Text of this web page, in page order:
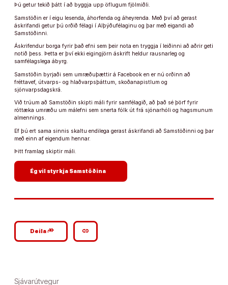
Þú getur tekið þátt í að byggja upp öflugum fjölmiðli.
Samstöðin er í eigu lesenda, áhorfenda og áheyrenda. Með því að gerast
áskrifandi getur þú orðið félagi í Alþýðufélaginu og þar með eigandi að
Samstöðinni.
Áskrifendur borga fyrir það efni sem þeir nota en tryggja í leiðinni að aðrir geti
notið þess. Þetta er því ekki eigingjörn áskrift heldur rausnarleg og
samfélagslega ábyrg.
Samstöðin byrjaði sem umræðuþættir á Facebook en er nú orðinn að
fréttavef, útvarps- og hlaðvarpsþáttum, skoðanapistlum og
sjónvarpsdagskrá.
Við trúum að Samstöðin skipti máli fyrir samfélagið, að það sé þörf fyrir
róttæka umræðu um málefni sem snerta fólk út frá sjónarhóli og hagsmunum
almennings.
Ef þú ert sama sinnis skaltu endilega gerast áskrifandi að Samstöðinni og þar
með einn af eigendum hennar.
Þitt framlag skiptir máli.
Ég vil styrkja Samstöðina
Deilagoogle_plus_reshare link
Sjávarútvegur